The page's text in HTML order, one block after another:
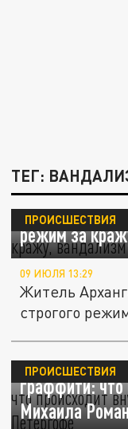
ТЕГ:
режим за
ПРОИСШЕСТВИЯ
09 ИЮЛЯ 13:29
Житель
строгого
Вандалы
граффити: что
Михаила
ПРОИСШЕСТВИЯ